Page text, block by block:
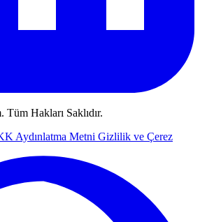
Hakları Saklıdır.
Aydınlatma Metni Gizlilik ve Çerez